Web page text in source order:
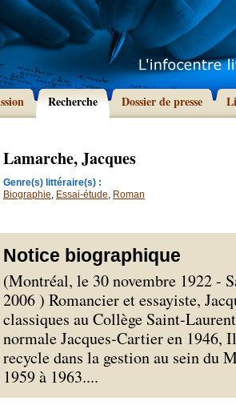
Recherche Dossier de presse
Lamarche, Jacques
Genre(s) littéraire(s) :
Biographie, Essai-étude, Roman
Notice biographique
(Montréal, le 30 novembre 1922 -
2006 ) Romancier et essayiste,
classiques au Collège Saint-
normale Jacques-Cartier en 1946,
recycle dans la gestion au sein du
1959 à 1963....